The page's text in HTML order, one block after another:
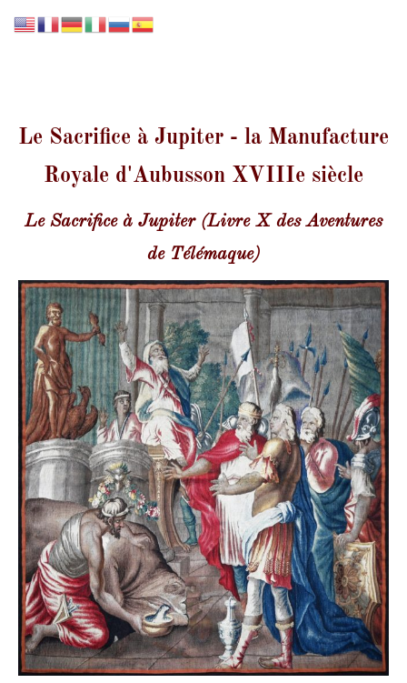
GALERIE LISSIER
Le Sacrifice à Jupiter - la Manufacture
Royale d'Aubusson XVIIIe siècle
Le Sacrifice à Jupiter (Livre X des Aventures
de Télémaque)